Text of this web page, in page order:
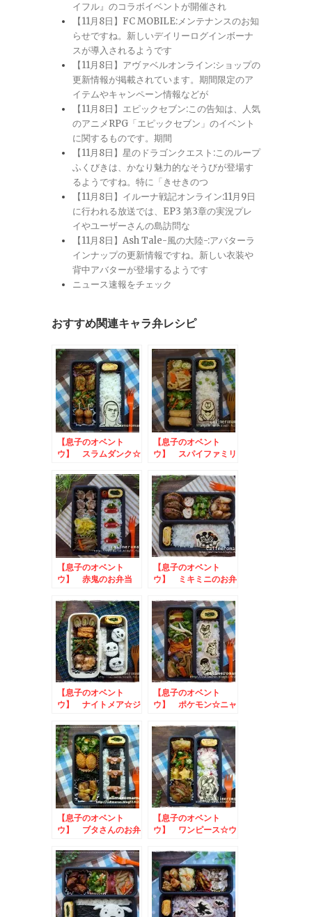
イフル』のコラボイベントが開催され
【11月8日】FC MOBILE:メンテナンスのお知
らせですね。新しいデイリーログインボーナ
スが導入されるようです
【11月8日】アヴァベルオンライン:ショップの
更新情報が掲載されています。期間限定のア
イテムやキャンペーン情報などが
【11月8日】エピックセブン:この告知は、人気
のアニメRPG「エピックセブン」のイベント
に関するものです。期間
【11月8日】星のドラゴンクエスト:このループ
ふくびきは、かなり魅力的なそうびが登場す
るようですね。特に「きせきのつ
【11月8日】イルーナ戦記オンライン:11月9日
に行われる放送では、EP3 第3章の実況プレ
イやユーザーさんの島訪問な
【11月8日】Ash Tale-風の大陸-:アバターラ
インナップの更新情報ですね。新しい衣装や
背中アバターが登場するようです
ニュース速報をチェック
おすすめ関連キャラ弁レシピ
【息子のオベント
ウ】 スラムダンク☆
【息子のオベント
ウ】 スパイファミリ
【息子のオベント
ウ】 赤鬼のお弁当
【息子のオベント
ウ】 ミキミニのお弁
【息子のオベント
ウ】 ナイトメア☆ジ
お弁当
【息子のオベント
ウ】 ポケモン☆ニャ
ッス
【息子のオベント
ウ】 ブタさんのお弁
【息子のオベント
ウ】 ワンピース☆ウ